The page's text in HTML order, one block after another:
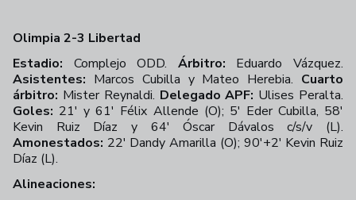
Olimpia 2-3 Libertad
Estadio: Complejo ODD. Árbitro: Eduardo Vázquez.
Asistentes: Marcos Cubilla y Mateo Herebia. Cuarto
árbitro: Mister Reynaldi. Delegado APF: Ulises Peralta.
Goles: 21' y 61' Félix Allende (O); 5' Eder Cubilla, 58'
Kevin Ruiz Díaz y 64' Óscar Dávalos c/s/v (L).
Amonestados: 22' Dandy Amarilla (O); 90'+2' Kevin Ruiz
Díaz (L).
Alineaciones: